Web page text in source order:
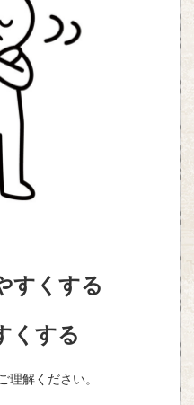
すくする
くする
理解ください。